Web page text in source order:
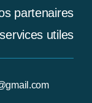
partenaires
utiles